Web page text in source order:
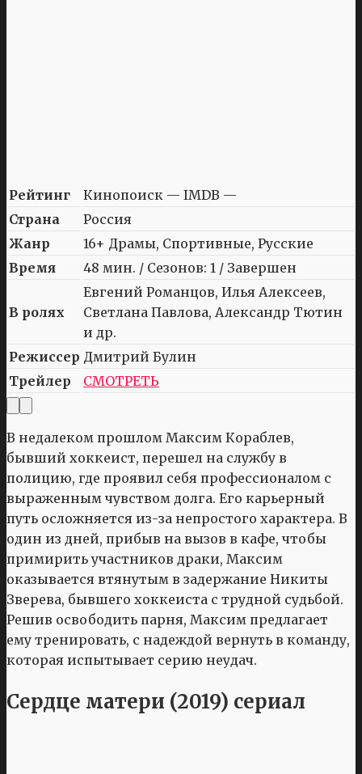
Рейтинг
Кинопоиск — IMDB —
Страна
Россия
Жанр
16+ Драмы, Спортивные, Русские
Время
48 мин. / Сезонов: 1 / Завершен
В ролях
Евгений Романцов, Илья Алексеев,
Светлана Павлова, Александр Тютин
и др.
Режиссер Дмитрий Булин
Трейлер
СМОТРЕТЬ
В недалеком прошлом Максим Кораблев,
бывший хоккеист, перешел на службу в
полицию, где проявил себя профессионалом с
выраженным чувством долга. Его карьерный
путь осложняется из-за непростого характера. В
один из дней, прибыв на вызов в кафе, чтобы
примирить участников драки, Максим
оказывается втянутым в задержание Никиты
Зверева, бывшего хоккеиста с трудной судьбой.
Решив освободить парня, Максим предлагает
ему тренировать, с надеждой вернуть в команду,
которая испытывает серию неудач.
Сердце матери (2019) сериал